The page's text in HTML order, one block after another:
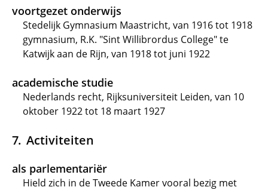
voortgezet onderwijs
Stedelijk Gymnasium Maastricht, van 1916 tot 1918
gymnasium, R.K. "Sint Willibrordus College" te
Katwijk aan de Rijn, van 1918 tot juni 1922
academische studie
Nederlands recht, Rijksuniversiteit Leiden, van 10
oktober 1922 tot 18 maart 1927
Activiteiten
als parlementariër
Hield zich in de Tweede Kamer vooral bezig met